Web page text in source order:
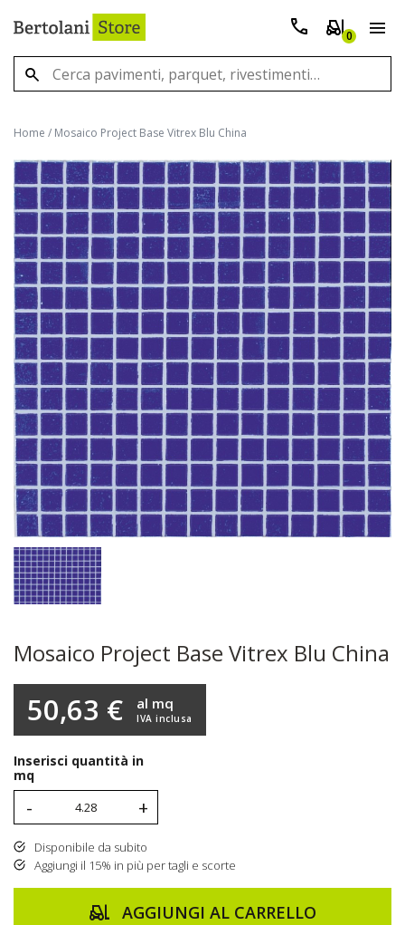
0
Home / Mosaico Project Base Vitrex Blu China
Mosaico Project Base Vitrex Blu China
50,63 € IVA inclusa
al mq
Inserisci quantità in
mq
- +
Disponibile da subito
Aggiungi il 15% in più per tagli e scorte
AGGIUNGI AL CARRELLO